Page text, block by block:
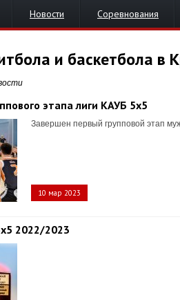
Новости Соревнования
и баскетбола в
этапа лиги КАУБ 5x5
Завершен первый групповой этап
10 мар 2023
2022/2023